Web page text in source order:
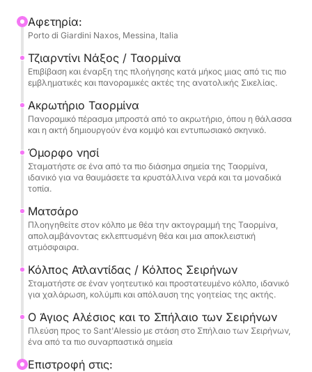
συναντά ένα δραματικό και διαχρονικό τοπίο. Εδώ,
η ακτή προσφέρει έντονα χρώματα, γραφικούς
κολπίσκους και τέλεια θέα για κολύμπι ή για να
απολαύσετε τη θάλασσα με απόλυτη χαλάρωση.
Η εκδρομή συνεχίζεται προς το Matzarò και τον
υπέροχο κόλπο της Ατλαντίδας, γνωστό και ως
εκλεπτυσμένη γωνιά όπου η φύση συνδυάζεται με
την κομψότητα του κόλπου. Τα καθαρά νερά και το
απομονωμένο περιβάλλον κάνουν αυτή τη στάση
ιδιαίτερα υποβλητική κατά τη διάρκεια της ημέρας.
Τέλος, φτάνουμε στο Sant'Alessio, περνώντας από
σε γοητεία και ατμόσφαιρα. Η εκδρομή
περιλαμβάνει στάσεις για κολύμπι, χαλάρωση και
από μια ολόκληρη μέρα αφιερωμένη στην
ανακάλυψη της πιο όμορφης θάλασσας στις ακτές
της Ταορμίνα.
Αφετηρία:
Porto di Giardini Naxos, Messina, Italia
Τζιαρντίνι Νάξος / Ταορμίνα
Επιβίβαση και έναρξη της πλοήγησης κατά μήκος μιας από τις πιο
εμβληματικές και πανοραμικές ακτές της ανατολικής Σικελίας.
Ακρωτήριο Ταορμίνα
Πανοραμικό πέρασμα μπροστά από το ακρωτήριο, όπου η θάλασσα
και η ακτή δημιουργούν ένα κομψό και εντυπωσιακό σκηνικό.
Όμορφο νησί
Σταματήστε σε ένα από τα πιο διάσημα σημεία της Ταορμίνα,
ιδανικό για να θαυμάσετε τα κρυστάλλινα νερά και τα μοναδικά
τοπία.
Ματσάρο
Πλοηγηθείτε στον κόλπο με θέα την ακτογραμμή της Ταορμίνα,
απολαμβάνοντας εκλεπτυσμένη θέα και μια αποκλειστική
ατμόσφαιρα.
Κόλπος Ατλαντίδας / Κόλπος Σειρήνων
Σταματήστε σε έναν γοητευτικό και προστατευμένο κόλπο, ιδανικό
για χαλάρωση, κολύμπι και απόλαυση της γοητείας της ακτής.
Ο Άγιος Αλέσιος και το Σπήλαιο των Σειρήνων
Πλεύση προς το Sant'Alessio με στάση στο Σπήλαιο των Σειρήνων,
ένα από τα πιο συναρπαστικά σημεία
Επιστροφή στις: